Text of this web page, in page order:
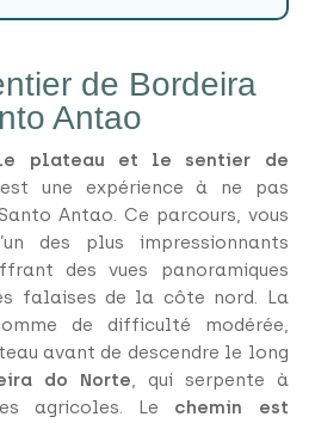
de Bordeira
Antao
le plateau et le sentier de
une expérience à ne pas
Antao. Ce parcours, vous
des plus impressionnants
des vues panoramiques
falaises de la côte nord. La
de difficulté modérée,
avant de descendre le long
do Norte, qui serpente à
agricoles. Le chemin est